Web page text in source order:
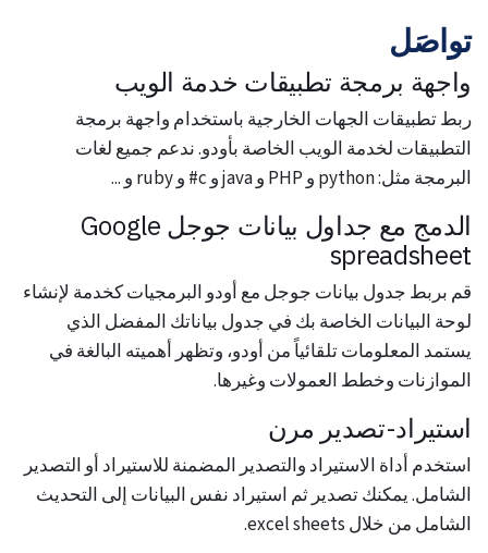
تواصَل
واجهة برمجة تطبيقات خدمة الويب
ربط تطبيقات الجهات الخارجية باستخدام واجهة برمجة
التطبيقات لخدمة الويب الخاصة بأودو. ندعم جميع لغات
البرمجة مثل: python و PHP و java و c# و ruby و ...
الدمج مع جداول بيانات جوجل Google
spreadsheet
قم بربط جدول بيانات جوجل مع أودو البرمجيات كخدمة لإنشاء
لوحة البيانات الخاصة بك في جدول بياناتك المفضل الذي
يستمد المعلومات تلقائياً من أودو، وتظهر أهميته البالغة في
الموازنات وخطط العمولات وغيرها.
استيراد-تصدير مرن
استخدم أداة الاستيراد والتصدير المضمنة للاستيراد أو التصدير
الشامل. يمكنك تصدير ثم استيراد نفس البيانات إلى التحديث
الشامل من خلال excel sheets.